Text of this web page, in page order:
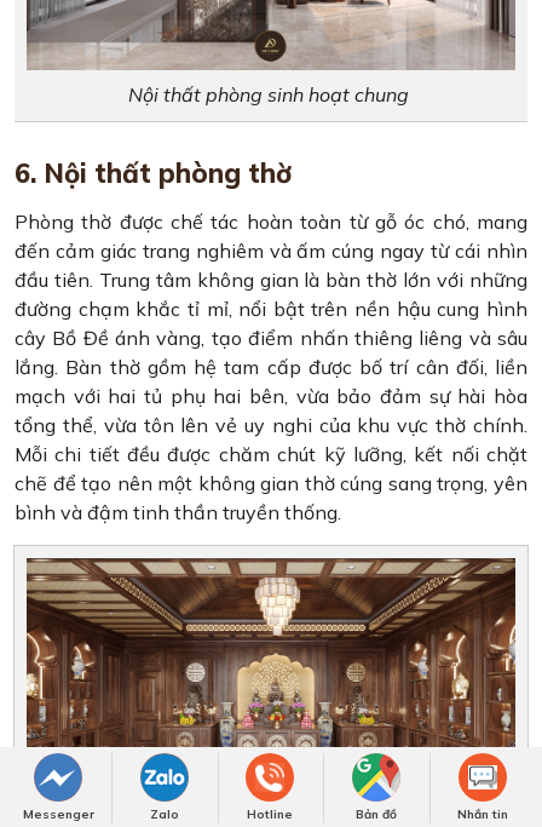
Nội thất phòng sinh hoạt chung
6. Nội thất phòng thờ
Phòng thờ được chế tác hoàn toàn từ gỗ óc chó, mang
đến cảm giác trang nghiêm và ấm cúng ngay từ cái nhìn
đầu tiên. Trung tâm không gian là bàn thờ lớn với những
đường chạm khắc tỉ mỉ, nổi bật trên nền hậu cung hình
cây Bồ Đề ánh vàng, tạo điểm nhấn thiêng liêng và sâu
lắng. Bàn thờ gồm hệ tam cấp được bố trí cân đối, liền
mạch với hai tủ phụ hai bên, vừa bảo đảm sự hài hòa
tổng thể, vừa tôn lên vẻ uy nghi của khu vực thờ chính.
Mỗi chi tiết đều được chăm chút kỹ lưỡng, kết nối chặt
chẽ để tạo nên một không gian thờ cúng sang trọng, yên
bình và đậm tinh thần truyền thống.
Messenger Zalo Hotline Bản đồ Nhắn tin